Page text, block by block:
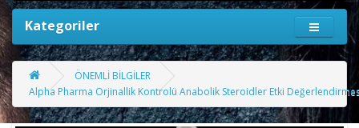
Kategoriler
ÖNEMLİ BİLGİLER
Alpha Pharma Orjinallik Kontrolü Anabolik Steroidler Etki